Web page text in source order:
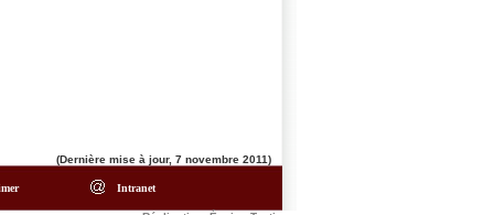
(Dernière mise à jour, 7 novembre 2011)
Intranet